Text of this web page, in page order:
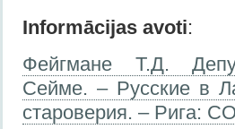
Informācijas avoti:
Фейгмане Т.Д.
Сейме. – Русские в
староверия. – Рига: